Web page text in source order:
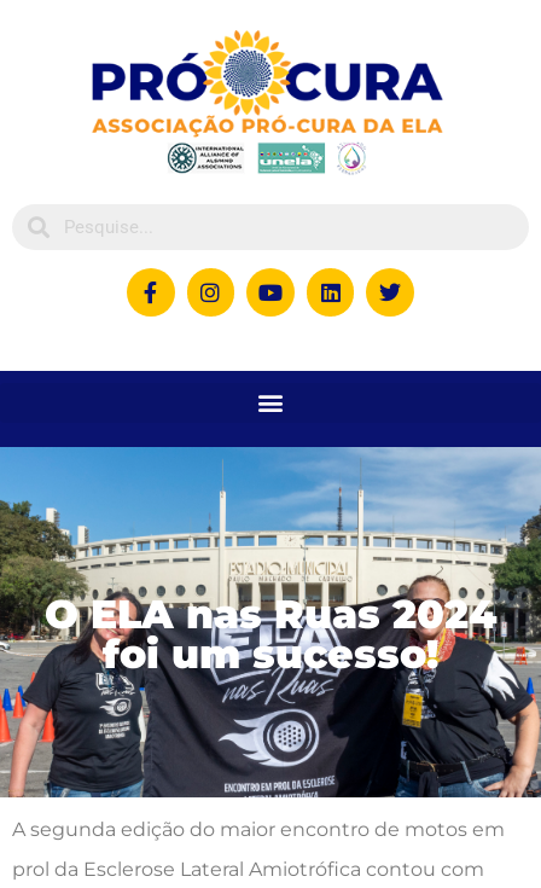
O ELA nas Ruas 2024
foi um sucesso!
A segunda edição do maior encontro de motos em
prol da Esclerose Lateral Amiotrófica contou com